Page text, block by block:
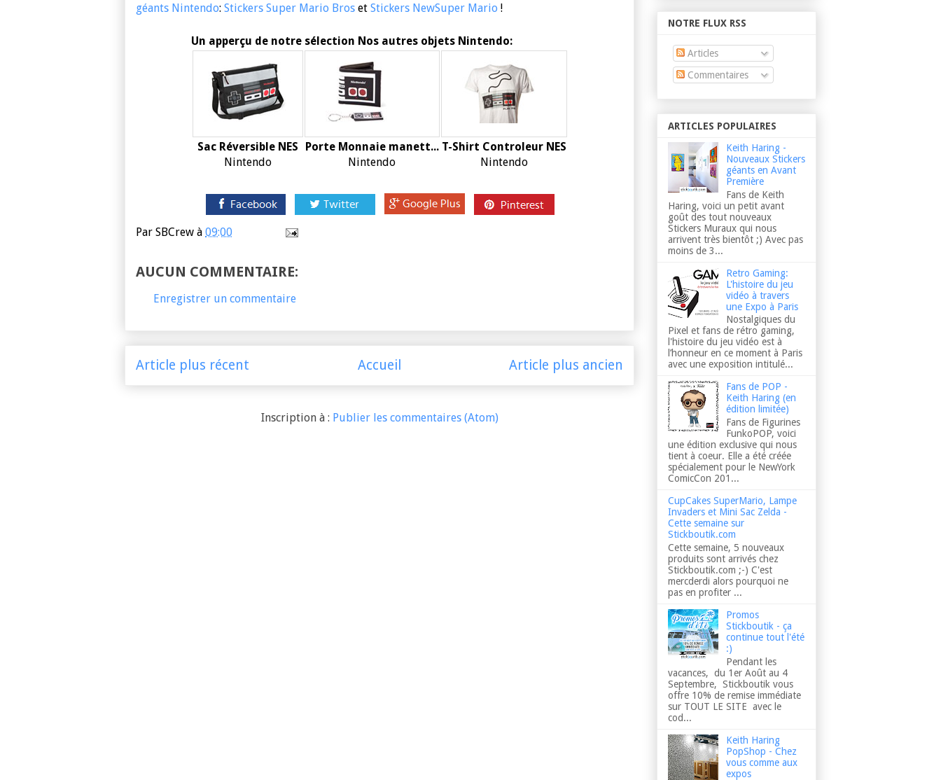
géants Nintendo: Stickers Super Mario Bros et Stickers NewSuper Mario !
Un apperçu de notre sélection Nos autres objets Nintendo:
Sac Réversible NES
Nintendo
Porte Monnaie manett...
Nintendo
T-Shirt Controleur NES
Nintendo
Par SBCrew à 09:00
AUCUN COMMENTAIRE:
Enregistrer un commentaire
Article plus récent Article plus ancien
Accueil
Inscription à : Publier les commentaires (Atom)
NOTRE FLUX RSS
Articles
Commentaires
ARTICLES POPULAIRES
Keith Haring -
Nouveaux Stickers
géants en Avant
Première
Fans de Keith
Haring, voici un petit avant
goût des tout nouveaux
Stickers Muraux qui nous
arrivent très bientôt ;) Avec pas
moins de 3...
Retro Gaming:
L'histoire du jeu
vidéo à travers
une Expo à Paris
Nostalgiques du
Pixel et fans de rétro gaming,
l'histoire du jeu vidéo est à
l’honneur en ce moment à Paris
avec une exposition intitulé...
Fans de POP -
Keith Haring (en
édition limitée)
Fans de Figurines
FunkoPOP, voici
une édition exclusive qui nous
tient à coeur. Elle a été créée
spécialement pour le NewYork
ComicCon 201...
CupCakes SuperMario, Lampe
Invaders et Mini Sac Zelda -
Cette semaine sur
Stickboutik.com
Cette semaine, 5 nouveaux
produits sont arrivés chez
Stickboutik.com ;-) C'est
mercderdi alors pourquoi ne
pas en profiter ...
Promos
Stickboutik - ça
continue tout l'été
:)
Pendant les
vacances, du 1er Août au 4
Septembre, Stickboutik vous
offre 10% de remise immédiate
sur TOUT LE SITE avec le
cod...
Keith Haring
PopShop - Chez
vous comme aux
expos